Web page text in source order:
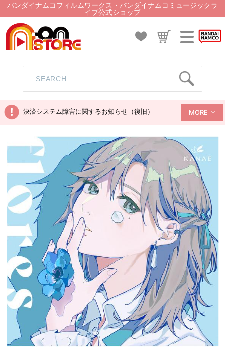
バンダイナムコフィルムワークス・バンダイナムコミュージックラ
イブ公式ショップ
決済システム障害に関するお知らせ（復旧） MORE